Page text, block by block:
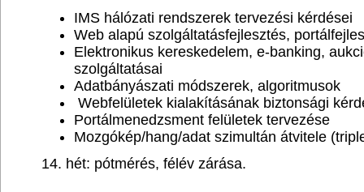
IMS hálózati rendszerek tervezési kérdései
Web alapú szolgáltatásfejlesztés,
Elektronikus kereskedelem, e-banking,
szolgáltatásai
Adatbányászati módszerek, algoritmusok
Webfelületek kialakításának biztonsági
Portálmenedzsment felületek tervezése
Mozgókép/hang/adat szimultán átvitele
14. hét: pótmérés, félév zárása.